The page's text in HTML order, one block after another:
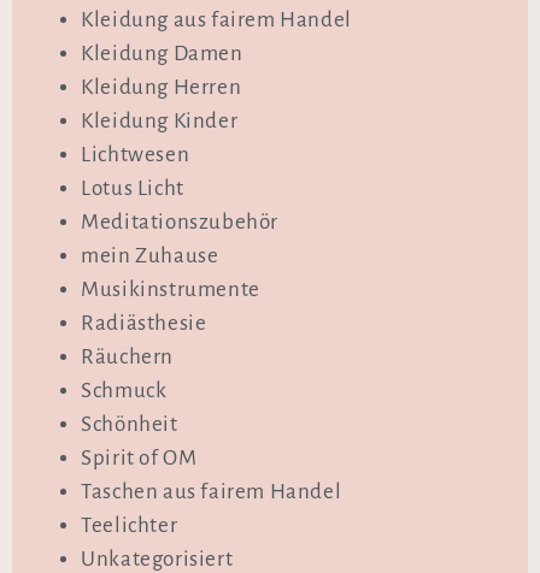
Kleidung aus fairem Handel
Kleidung Damen
Kleidung Herren
Kleidung Kinder
Lichtwesen
Lotus Licht
Meditationszubehör
mein Zuhause
Musikinstrumente
Radiästhesie
Räuchern
Schmuck
Schönheit
Spirit of OM
Taschen aus fairem Handel
Teelichter
Unkategorisiert